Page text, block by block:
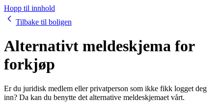
Hopp til innhold
Tilbake til boligen
Alternativt meldeskjema for
forkjøp
Er du juridisk medlem eller privatperson som ikke fikk logget deg
inn? Da kan du benytte det alternative meldeskjemaet vårt.